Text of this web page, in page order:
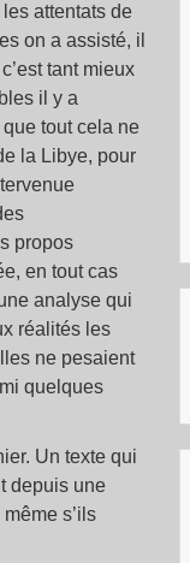
attentats de
on a assisté, il
tant mieux
il y a
tout cela ne
la Libye, pour
propos
en tout cas
analyse qui
réalités les
ne pesaient
quelques
Un texte qui
depuis une
s’ils